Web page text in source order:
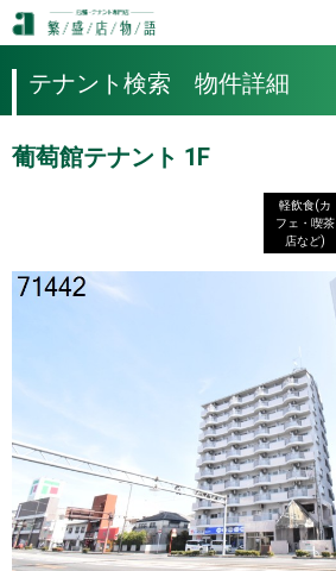
テナント検索 物件詳細
葡萄館テナント 1F
軽飲食(カ
フェ・喫茶
店など)